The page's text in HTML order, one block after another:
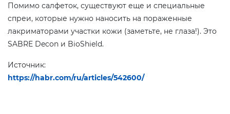
Помимо салфеток, существуют еще и специальные
спреи, которые нужно наносить на пораженные
лакриматорами участки кожи (заметьте, не глаза!). Это
SABRE Decon и BioShield.
Источник:
https://habr.com/ru/articles/542600/